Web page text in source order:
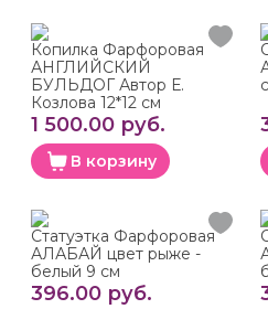
Копилка Фарфоровая
АНГЛИЙСКИЙ
БУЛЬДОГ Автор Е.
Козлова 12*12 см
1 500.00 руб.
В корзину
Статуэтка Фарфоровая
АЛАБАЙ цвет рыже -
белый 9 см
396.00 руб.